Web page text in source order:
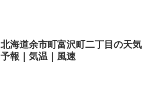
北海道余市町富沢町二丁目の天気
予報｜気温｜風速